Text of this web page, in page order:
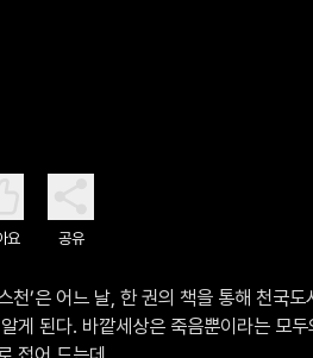
요 공유
천’은 어느 날, 한 권의 책을 통해 천국도
게 된다. 바깥세상은 죽음뿐이라는 모두